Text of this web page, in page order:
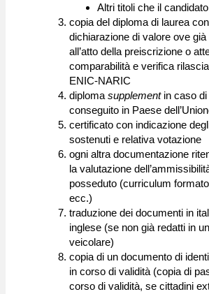
Altri titoli che il
copia del diploma di laurea
dichiarazione di valore ove già
all’atto della preiscrizione o
comparabilità e verifica
ENIC-NARIC
diploma supplementin caso di
conseguito in Paese
certificato con indicazione
sostenuti e relativa votazione
ogni altra documentazione
la valutazione
posseduto (curriculum
ecc.)
traduzione dei documenti in
inglese (se non già redatti in
veicolare)
copia di un documento di
in corso di validità (copia di
corso di validità, se cittadini